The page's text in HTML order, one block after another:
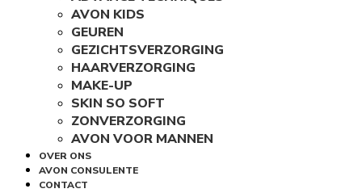
AVON KIDS
GEUREN
GEZICHTSVERZORGING
HAARVERZORGING
MAKE-UP
SKIN SO SOFT
ZONVERZORGING
AVON VOOR MANNEN
OVER ONS
AVON CONSULENTE
CONTACT